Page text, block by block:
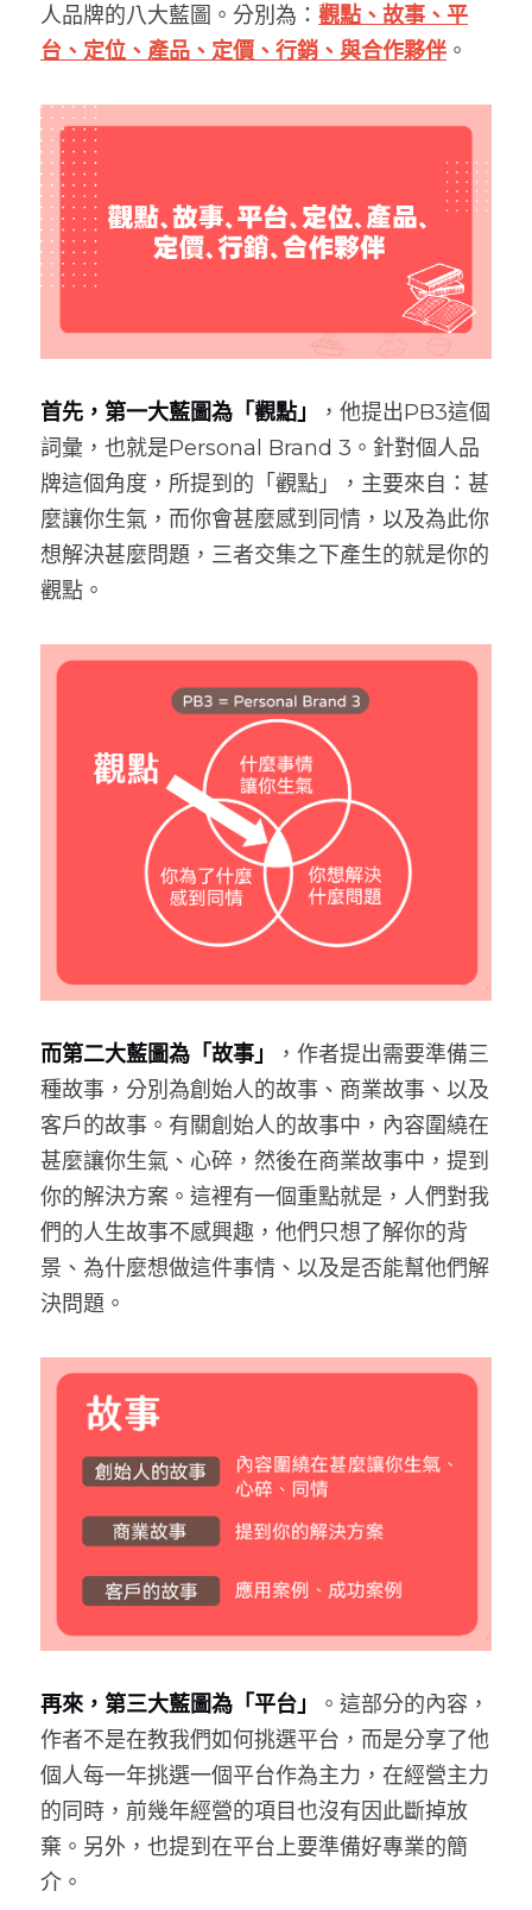
人品牌的八大藍圖。分別為： 觀點、故事、平
台、定位、產品、定價、行銷、與合作夥伴 。
首先，第一大藍圖為「觀點」
，他提出PB3這個
詞彙，也就是Personal Brand 3。針對個人品
牌這個角度，所提到的「觀點」，主要來自：甚
麼讓你生氣，而你會甚麼感到同情，以及為此你
想解決甚麼問題，三者交集之下產生的就是你的
觀點。
而第二大藍圖為「故事」
，作者提出需要準備三
種故事，分別為創始人的故事、商業故事、以及
客戶的故事。有關創始人的故事中，內容圍繞在
甚麼讓你生氣、心碎，然後在商業故事中，提到
你的解決方案。這裡有一個重點就是，人們對我
們的人生故事不感興趣，他們只想了解你的背
景、為什麼想做這件事情、以及是否能幫他們解
決問題。
再來，第三大藍圖為「平台」
。這部分的內容，
作者不是在教我們如何挑選平台，而是分享了他
個人每一年挑選一個平台作為主力，在經營主力
的同時，前幾年經營的項目也沒有因此斷掉放
棄。另外，也提到在平台上要準備好專業的簡
介。